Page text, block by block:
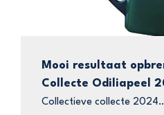
Mooi resultaat
Collecte Odiliapeel
Collectieve collecte